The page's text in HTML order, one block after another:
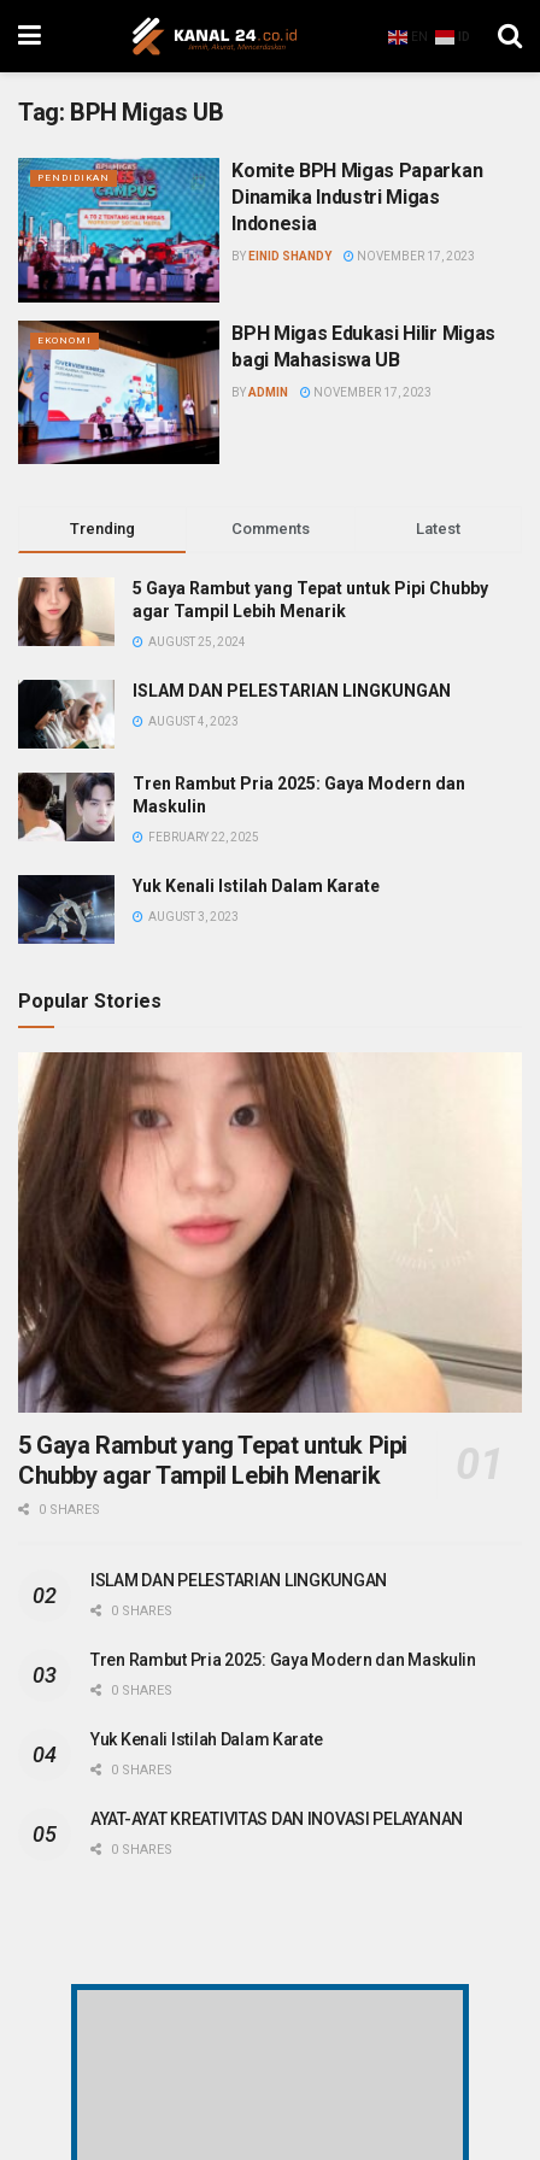
EN ID
Tag: BPH Migas UB
PENDIDIKAN
Komite BPH Migas Paparkan
Dinamika Industri Migas
Indonesia
BY EINID SHANDY NOVEMBER 17, 2023
EKONOMI
BPH Migas Edukasi Hilir Migas
bagi Mahasiswa UB
BYADMIN NOVEMBER 17, 2023
Trending Comments Latest
5 Gaya Rambut yang Tepat untuk Pipi Chubby
agar Tampil Lebih Menarik
AUGUST 25, 2024
ISLAM DAN PELESTARIAN LINGKUNGAN
AUGUST 4, 2023
Tren Rambut Pria 2025: Gaya Modern dan
Maskulin
FEBRUARY 22, 2025
Yuk Kenali Istilah Dalam Karate
AUGUST 3, 2023
Popular Stories
5 Gaya Rambut yang Tepat untuk Pipi
Chubby agar Tampil Lebih Menarik
0 SHARES
ISLAM DAN PELESTARIAN LINGKUNGAN
0 SHARES
Tren Rambut Pria 2025: Gaya Modern dan Maskulin
0 SHARES
Yuk Kenali Istilah Dalam Karate
0 SHARES
AYAT-AYAT KREATIVITAS DAN INOVASI PELAYANAN
0 SHARES